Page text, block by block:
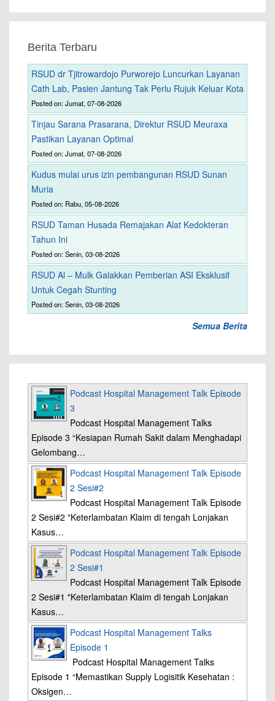
Berita Terbaru
RSUD dr Tjitrowardojo Purworejo Luncurkan Layanan
Cath Lab, Pasien Jantung Tak Perlu Rujuk Keluar Kota
Posted on: Jumat, 07-08-2026
Tinjau Sarana Prasarana, Direktur RSUD Meuraxa
Pastikan Layanan Optimal
Posted on: Jumat, 07-08-2026
Kudus mulai urus izin pembangunan RSUD Sunan
Muria
Posted on: Rabu, 05-08-2026
RSUD Taman Husada Remajakan Alat Kedokteran
Tahun Ini
Posted on: Senin, 03-08-2026
RSUD Al – Mulk Galakkan Pemberian ASI Eksklusif
Untuk Cegah Stunting
Posted on: Senin, 03-08-2026
Semua Berita
Podcast Hospital Management Talk Episode
3
Podcast Hospital Management Talks
Episode 3 “Kesiapan Rumah Sakit dalam Menghadapi
Gelombang…
Podcast Hospital Management Talk Episode
2 Sesi#2
Podcast Hospital Management Talk Episode
2 Sesi#2 "Keterlambatan Klaim di tengah Lonjakan
Kasus…
Podcast Hospital Management Talk Episode
2 Sesi#1
Podcast Hospital Management Talk Episode
2 Sesi#1 "Keterlambatan Klaim di tengah Lonjakan
Kasus…
Podcast Hospital Management Talks
Episode 1
Podcast Hospital Management Talks
Episode 1 “Memastikan Supply Logisitik Kesehatan :
Oksigen…